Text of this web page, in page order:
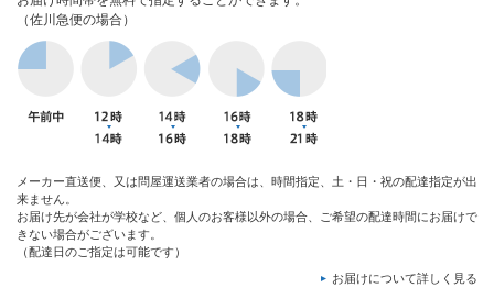
（佐川急便の場合）
メーカー直送便、又は問屋運送業者の場合は、時間指定、土・日・祝の配達指定が出
来ません。
お届け先が会社が学校など、個人のお客様以外の場合、ご希望の配達時間にお届けで
きない場合がございます。
（配達日のご指定は可能です）
お届けについて詳しく見る